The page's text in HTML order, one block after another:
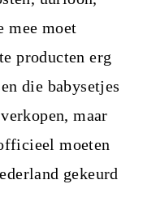
mee moet
producten erg
die babysetjes
maar
moeten
gekeurd